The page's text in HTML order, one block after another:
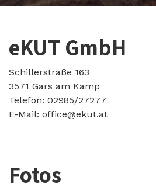
eKUT GmbH
Schillerstraße 163
3571 Gars am Kamp
Telefon: 02985/27277
E-Mail: office@ekut.at
Fotos